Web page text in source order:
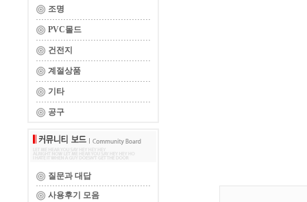
조명
PVC몰드
건전지
계절상품
기타
공구
질문과 대답
사용후기 모음